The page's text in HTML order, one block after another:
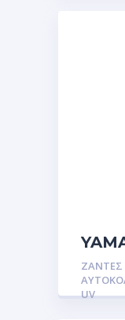
για
ΖΆΝΤΕΣ
UV